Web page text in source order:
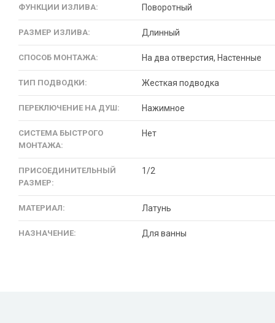
ФУНКЦИИ ИЗЛИВА: Поворотный
РАЗМЕР ИЗЛИВА: Длинный
СПОСОБ МОНТАЖА: На два отверстия, Настенные
ТИП ПОДВОДКИ: Жесткая подводка
ПЕРЕКЛЮЧЕНИЕ НА ДУШ: Нажимное
СИСТЕМА БЫСТРОГО
МОНТАЖА:
Нет
ПРИСОЕДИНИТЕЛЬНЫЙ
РАЗМЕР:
1/2
МАТЕРИАЛ: Латунь
НАЗНАЧЕНИЕ: Для ванны